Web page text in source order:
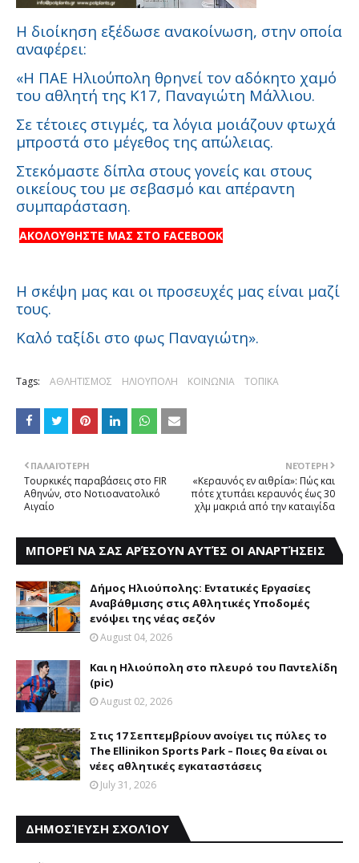
Η διοίκηση εξέδωσε ανακοίνωση, στην οποία
αναφέρει:
«Η ΠΑΕ Ηλιούπολη θρηνεί τον αδόκητο χαμό
του αθλητή της Κ17, Παναγιώτη Μάλλιου.
Σε τέτοιες στιγμές, τα λόγια μοιάζουν φτωχά
μπροστά στο μέγεθος της απώλειας.
Στεκόμαστε δίπλα στους γονείς και στους
οικείους του με σεβασμό και απέραντη
συμπαράσταση.
ΑΚΟΛΟΥΘΗΣΤΕ ΜΑΣ ΣΤΟ FACEBOOK
Η σκέψη μας και οι προσευχές μας είναι μαζί
τους.
Καλό ταξίδι στο φως Παναγιώτη».
Tags: ΑΘΛΗΤΙΣΜΟΣ ΗΛΙΟΥΠΟΛΗ ΚΟΙΝΩΝΙΑ ΤΟΠΙΚΑ
ΝΕΌΤΕΡΗ
«Κεραυνός εν αιθρία»: Πώς και
πότε χτυπάει κεραυνός έως 30
χλμ μακριά από την καταιγίδα
ΠΑΛΑΙΌΤΕΡΗ
Τουρκικές παραβάσεις στο FIR
Αθηνών, στο Νοτιοανατολικό
Αιγαίο
ΜΠΟΡΕΊ ΝΑ ΣΑΣ ΑΡΈΣΟΥΝ ΑΥΤΈΣ ΟΙ ΑΝΑΡΤΉΣΕΙΣ
Δήμος Ηλιούπολης: Eντατικές Eργασίες
Aναβάθμισης στις Aθλητικές Yποδομές
ενόψει της νέας σεζόν
August 04, 2026
Και η Ηλιούπολη στο πλευρό του Παντελίδη
(pic)
August 02, 2026
Στις 17 Σεπτεμβρίουν ανοίγει τις πύλες το
The Ellinikon Sports Park – Ποιες θα είναι οι
νέες αθλητικές εγκαταστάσεις
July 31, 2026
ΔΗΜΟΣΊΕΥΣΗ ΣΧΟΛΊΟΥ